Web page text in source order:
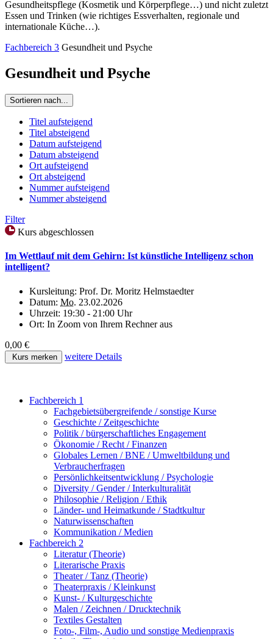
Gesundheitspflege (Kosmetik und Körperpflege…) und nicht zuletzt
Essen und Trinken (wie richtiges Essverhalten, regionale und
internationale Küche…).
Fachbereich 3 Gesundheit und Psyche
Gesundheit und Psyche
Sortieren nach...
Titel aufsteigend
Titel absteigend
Datum aufsteigend
Datum absteigend
Ort aufsteigend
Ort absteigend
Nummer aufsteigend
Nummer absteigend
Filter
Kurs abgeschlossen
Im Wettlauf mit dem Gehirn: Ist künstliche Intelligenz schon
intelligent?
Kursleitung: Prof. Dr. Moritz Helmstaedter
Datum: Mo. 23.02.2026
Uhrzeit: 19:30 - 21:00 Uhr
Ort: In Zoom von Ihrem Rechner aus
0,00 €
Kurs merken weitere Details
Fachbereich 1
Fachgebietsübergreifende / sonstige Kurse
Geschichte / Zeitgeschichte
Politik / bürgerschaftliches Engagement
Ökonomie / Recht / Finanzen
Globales Lernen / BNE / Umweltbildung und
Verbraucherfragen
Persönlichkeitsentwicklung / Psychologie
Diversity / Gender / Interkulturalität
Philosophie / Religion / Ethik
Länder- und Heimatkunde / Stadtkultur
Naturwissenschaften
Kommunikation / Medien
Fachbereich 2
Literatur (Theorie)
Literarische Praxis
Theater / Tanz (Theorie)
Theaterpraxis / Kleinkunst
Kunst- / Kulturgeschichte
Malen / Zeichnen / Drucktechnik
Textiles Gestalten
Foto-, Film-, Audio und sonstige Medienpraxis